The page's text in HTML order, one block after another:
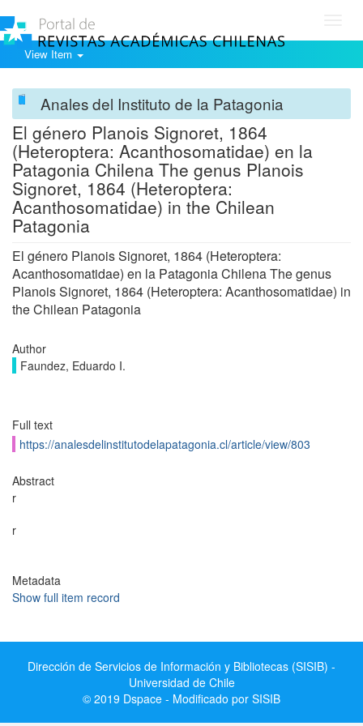
View Item
Anales del Instituto de la Patagonia
El género Planois Signoret, 1864
(Heteroptera: Acanthosomatidae) en la
Patagonia Chilena The genus Planois
Signoret, 1864 (Heteroptera:
Acanthosomatidae) in the Chilean
Patagonia
El género Planois Signoret, 1864 (Heteroptera:
Acanthosomatidae) en la Patagonia Chilena The genus
Planois Signoret, 1864 (Heteroptera: Acanthosomatidae) in
the Chilean Patagonia
Author
Faundez, Eduardo I.
Full text
https://analesdelinstitutodelapatagonia.cl/article/view/803
Abstract
r
r
Metadata
Show full item record
Dirección de Servicios de Información y Bibliotecas (SISIB) -
Universidad de Chile
© 2019 Dspace - Modificado por SISIB